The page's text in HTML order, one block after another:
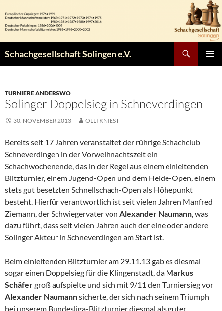
Inhalt
springen
Schachgesellschaft Solingen e.V.
TURNIERE ANDERSWO
Solinger Doppelsieg in Schneverdingen
30. NOVEMBER 2013 OLLI KNIEST
Bereits seit 17 Jahren veranstaltet der rührige Schachclub
Schneverdingen in der Vorweihnachtszeit ein
Schachwochenende, das in der Regel aus einem einleitenden
Blitzturnier, einem Jugend-Open und dem Heide-Open, einem
stets gut besetzten Schnellschach-Open als Höhepunkt
besteht. Hierfür verantwortlich ist seit vielen Jahren Manfred
Ziemann, der Schwiegervater von Alexander Naumann, was
dazu führt, dass seit vielen Jahren auch der eine oder andere
Solinger Akteur in Schneverdingen am Start ist.
Beim einleitenden Blitzturnier am 29.11.13 gab es diesmal
sogar einen Doppelsieg für die Klingenstadt, da Markus
Schäfergroß aufspielte und sich mit 9/11 den Turniersieg vor
Alexander Naumannsicherte, der sich nach seinem Triumph
bei unserem Bundesliga-Blitzturnier diesmal als guter